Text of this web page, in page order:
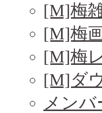
[M]梅
[M]梅
[M]梅
[M]ダ
メンバ